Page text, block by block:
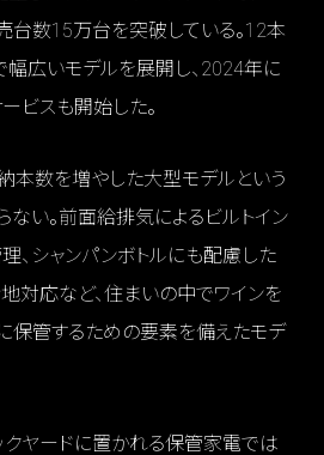
台数15万台を突破している。12本
広いモデルを展開し、2024年に
ビスも開始した。
納本数を増やした大型モデルという
い。前面給排気によるビルトイン
、シャンパンボトルにも配慮した
対応など、住まいの中でワインを
保管するための要素を備えたモデ
クヤードに置かれる保管家電では